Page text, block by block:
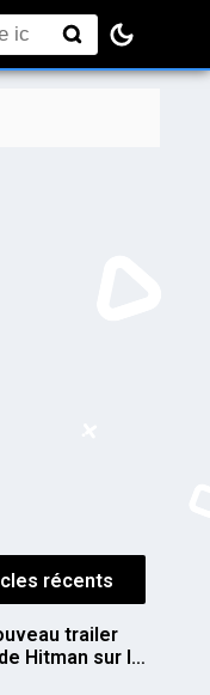
Rechercher
récents
trailer
Hitman sur le